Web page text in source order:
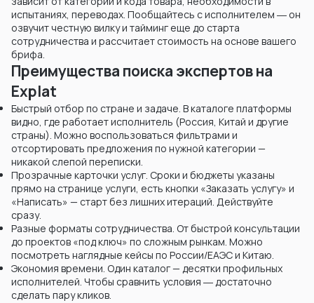
испытаниях, переводах. Пообщайтесь с исполнителем ― он
озвучит честную вилку и тайминг еще до старта
сотрудничества и рассчитает стоимость на основе вашего
брифа.
Преимущества поиска экспертов на
Explat
Быстрый отбор по стране и задаче. В каталоге платформы
видно, где работает исполнитель (Россия, Китай и другие
страны). Можно воспользоваться фильтрами и
отсортировать предложения по нужной категории —
никакой слепой переписки.
Прозрачные карточки услуг. Сроки и бюджеты указаны
прямо на странице услуги, есть кнопки «Заказать услугу» и
«Написать» — старт без лишних итераций. Действуйте
сразу.
Разные форматы сотрудничества. От быстрой консультации
до проектов «под ключ» по сложным рынкам. Можно
посмотреть наглядные кейсы по России/ЕАЭС и Китаю.
Экономия времени. Один каталог — десятки профильных
исполнителей. Чтобы сравнить условия ― достаточно
сделать пару кликов.